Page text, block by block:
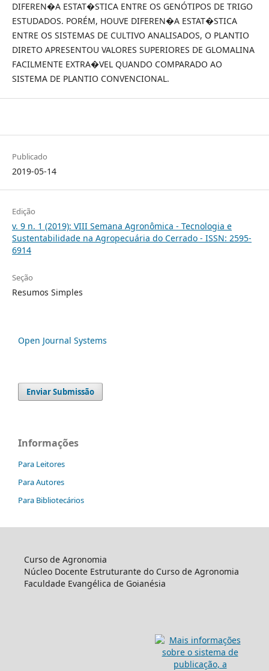
DIFEREN�A ESTAT�STICA ENTRE OS GENÓTIPOS DE TRIGO
ESTUDADOS. PORÉM, HOUVE DIFEREN�A ESTAT�STICA
ENTRE OS SISTEMAS DE CULTIVO ANALISADOS, O PLANTIO
DIRETO APRESENTOU VALORES SUPERIORES DE GLOMALINA
FACILMENTE EXTRA�VEL QUANDO COMPARADO AO
SISTEMA DE PLANTIO CONVENCIONAL.
Publicado
2019-05-14
Edição
v. 9 n. 1 (2019): VIII Semana Agronômica - Tecnologia e
Sustentabilidade na Agropecuária do Cerrado - ISSN: 2595-
6914
Seção
Resumos Simples
Open Journal Systems
Enviar Submissão
Informações
Para Leitores
Para Autores
Para Bibliotecários
Curso de Agronomia
Núcleo Docente Estruturante do Curso de Agronomia
Faculdade Evangélica de Goianésia